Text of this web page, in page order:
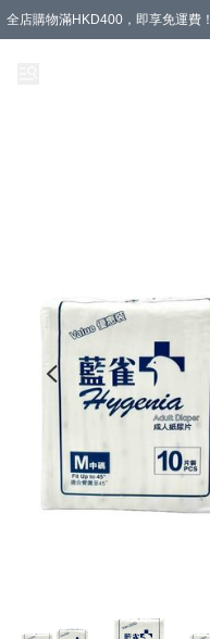
全店購物滿HKD400，即享免運費！